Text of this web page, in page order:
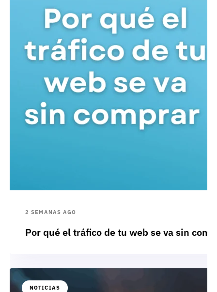
2 SEMANAS AGO
Por qué el tráfico de tu web se va sin
NOTICIAS